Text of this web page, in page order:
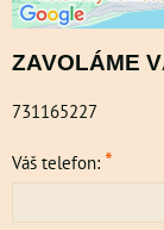
ZAVOLÁME
731165227
Váš telefon: *